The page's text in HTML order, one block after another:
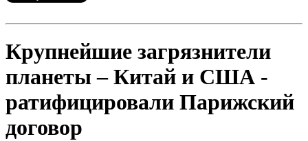
Крупнейшие загрязнители
планеты – Китай и США -
ратифицировали Парижский
договор